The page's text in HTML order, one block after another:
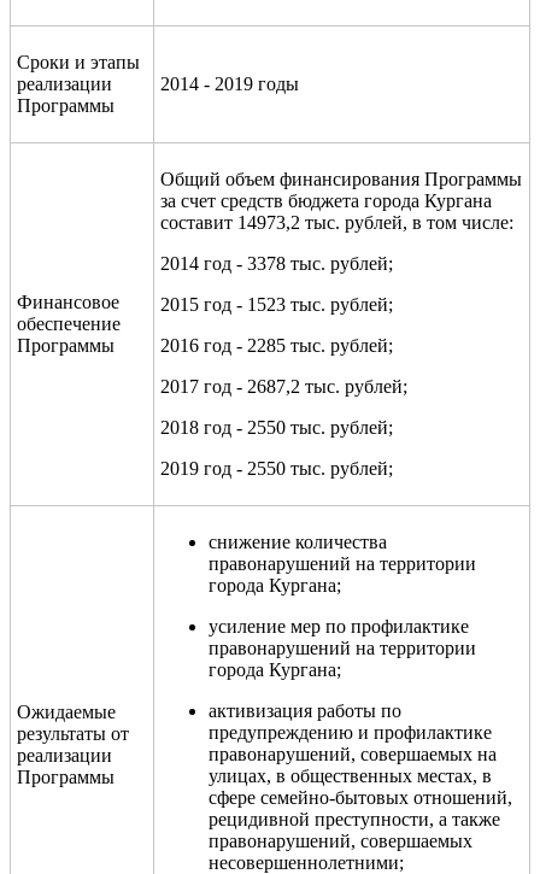
Сроки и этапы
реализации
Программы
2014 - 2019 годы
Финансовое
обеспечение
Программы
Общий объем финансирования Программы
за счет средств бюджета города Кургана
составит 14973,2 тыс. рублей, в том числе:
2014 год - 3378 тыс. рублей;
2015 год - 1523 тыс. рублей;
2016 год - 2285 тыс. рублей;
2017 год - 2687,2 тыс. рублей;
2018 год - 2550 тыс. рублей;
2019 год - 2550 тыс. рублей;
Ожидаемые
результаты от
реализации
Программы
снижение количества
правонарушений на территории
города Кургана;
усиление мер по профилактике
правонарушений на территории
города Кургана;
активизация работы по
предупреждению и профилактике
правонарушений, совершаемых на
улицах, в общественных местах, в
сфере семейно-бытовых отношений,
рецидивной преступности, а также
правонарушений, совершаемых
несовершеннолетними;